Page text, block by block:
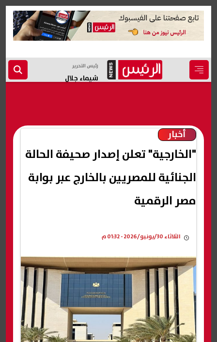
رئيس التحرير
شيماء جلال
أخبار
"الخارجية" تعلن إصدار صحيفة الحالة
الجنائية للمصريين بالخارج عبر بوابة
مصر الرقمية
الثلاثاء 30/يونيو/2026 - 01:32 م